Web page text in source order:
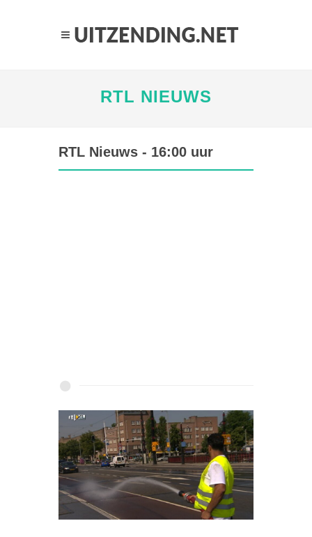
RTL NIEUWS
RTL Nieuws - 16:00 uur